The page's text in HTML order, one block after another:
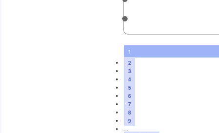
1
2
3
4
5
6
7
8
9
…